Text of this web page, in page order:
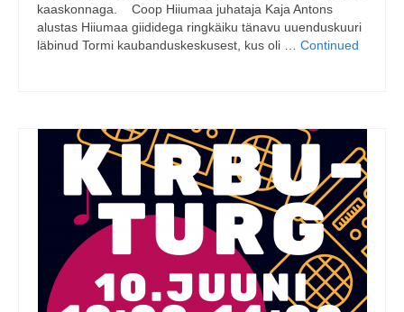
kaaskonnaga. Coop Hiiumaa juhataja Kaja Antons
alustas Hiiumaa giididega ringkäiku tänavu uuenduskuuri
läbinud Tormi kaubanduskeskusest, kus oli … Continued